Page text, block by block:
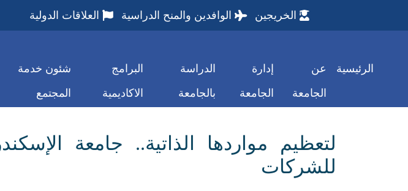
الخريجين الوافدين والمنح الدراسية العلاقات الدولية
الرئيسية
عن
الجامعة
إدارة
الجامعة
الدراسة
بالجامعة
البرامج
الاكاديمية
شئون خدمة
المجتمع
لتعظيم مواردها الذاتية.. جامعة
للشركات